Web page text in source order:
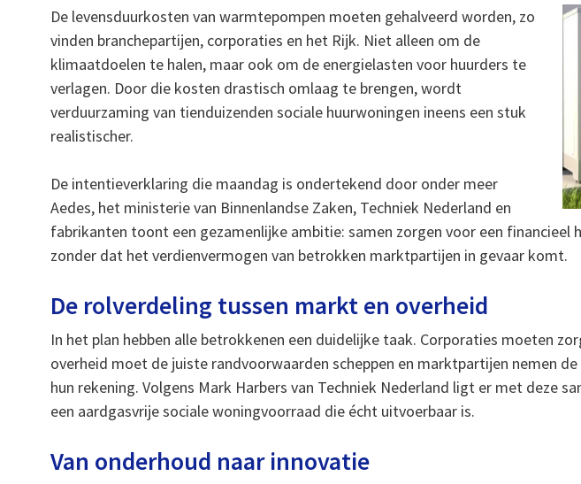
De levensduurkosten van warmtepompen moeten gehalveerd worden, zo
vinden branchepartijen, corporaties en het Rijk. Niet alleen om de
klimaatdoelen te halen, maar ook om de energielasten voor huurders te
verlagen. Door die kosten drastisch omlaag te brengen, wordt
verduurzaming van tienduizenden sociale huurwoningen ineens een stuk
realistischer.
De intentieverklaring die maandag is ondertekend door onder meer
Aedes, het ministerie van Binnenlandse Zaken, Techniek Nederland en
fabrikanten toont een gezamenlijke ambitie: samen zorgen voor een financieel
zonder dat het verdienvermogen van betrokken marktpartijen in gevaar komt.
De rolverdeling tussen markt en overheid
In het plan hebben alle betrokkenen een duidelijke taak. Corporaties moeten
overheid moet de juiste randvoorwaarden scheppen en marktpartijen nemen
hun rekening. Volgens Mark Harbers van Techniek Nederland ligt er met deze
een aardgasvrije sociale woningvoorraad die écht uitvoerbaar is.
Van onderhoud naar innovatie